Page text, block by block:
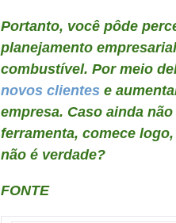
Portanto, você pôde
planejamento
combustível. Por meio
novos clientese
empresa. Caso ainda
ferramenta, comece
não é verdade?
FONTE